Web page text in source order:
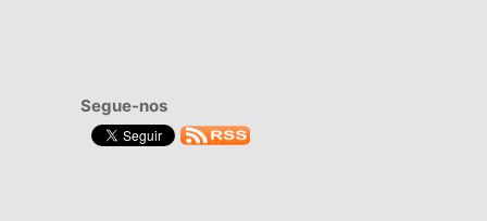
Segue-nos